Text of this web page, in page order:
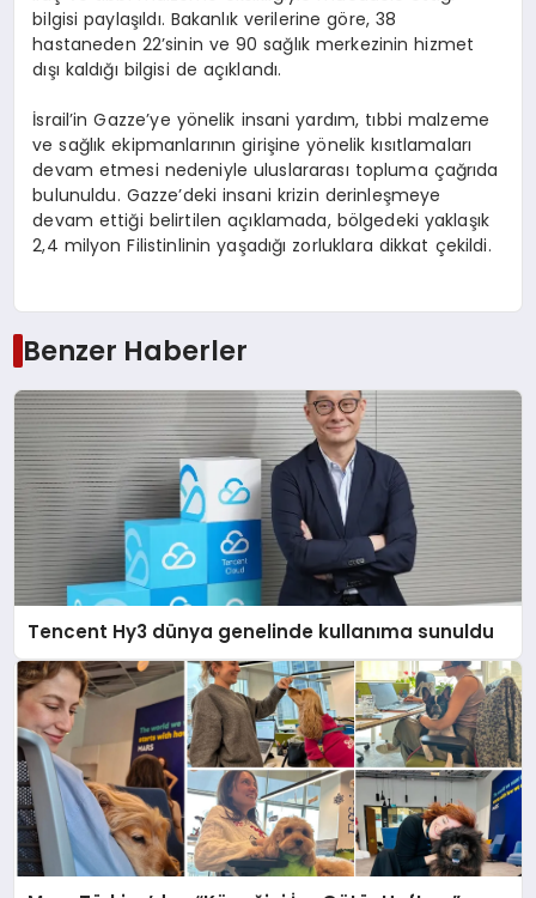
bilgisi paylaşıldı. Bakanlık verilerine göre, 38
hastaneden 22’sinin ve 90 sağlık merkezinin hizmet
dışı kaldığı bilgisi de açıklandı.
İsrail’in Gazze’ye yönelik insani yardım, tıbbi malzeme
ve sağlık ekipmanlarının girişine yönelik kısıtlamaları
devam etmesi nedeniyle uluslararası topluma çağrıda
bulunuldu. Gazze’deki insani krizin derinleşmeye
devam ettiği belirtilen açıklamada, bölgedeki yaklaşık
2,4 milyon Filistinlinin yaşadığı zorluklara dikkat çekildi.
Benzer Haberler
Tencent Hy3 dünya genelinde kullanıma sunuldu